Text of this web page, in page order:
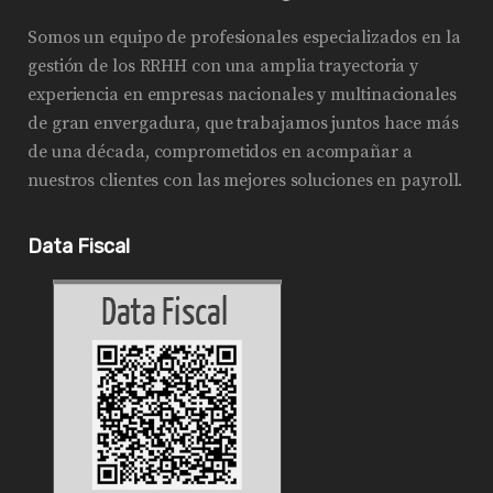
Somos un equipo de profesionales especializados en la
gestión de los RRHH con una amplia trayectoria y
experiencia en empresas nacionales y multinacionales
de gran envergadura, que trabajamos juntos hace más
de una década, comprometidos en acompañar a
nuestros clientes con las mejores soluciones en payroll.
Data Fiscal